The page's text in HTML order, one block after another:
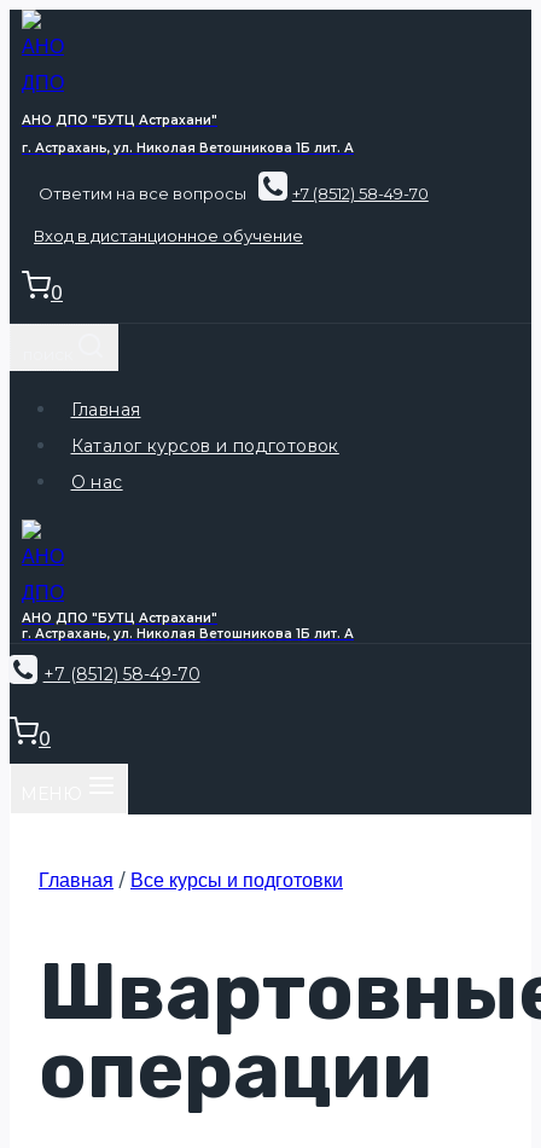
Перейти
содержимому
АНО ДПО "БУТЦ Астрахани"
г. Астрахань, ул. Николая Ветошникова 1Б лит. А
Ответим на все вопросы +7 (8512) 58-49-70
Вход в дистанционное обучение
0
Главная
Каталог курсов и подготовок
О нас
АНО ДПО "БУТЦ Астрахани"
г. Астрахань, ул. Николая Ветошникова 1Б лит. А
+7 (8512) 58-49-70
0
Главная / Все курсы и подготовки
операции